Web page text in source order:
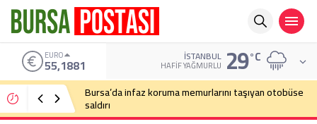
EURO
55,1881 İSTANBUL
HAFIF YAĞMURLU 29°C
Bursa’da infaz koruma memurlarını taşıyan otobüse
saldırı